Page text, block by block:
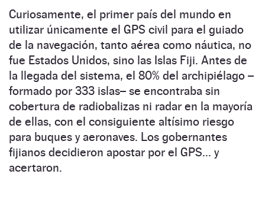
Curiosamente, el primer país del mundo en
utilizar únicamente el GPS civil para el guiado
de la navegación, tanto aérea como náutica, no
fue Estados Unidos, sino las Islas Fiji. Antes de
la llegada del sistema, el 80% del archipiélago –
formado por 333 islas– se encontraba sin
cobertura de radiobalizas ni radar en la mayoría
de ellas, con el consiguiente altísimo riesgo
para buques y aeronaves. Los gobernantes
fijianos decidieron apostar por el GPS... y
acertaron.